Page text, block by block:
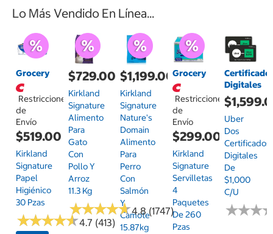
Lo Más Vendido En Línea...
Grocery
Restricciones
de
Envío
$519.00
Kirkland
Signature
Papel
Higiénico
30 Pzas
★★★★★
★★★★★4.7 (413)
$729.00
Kirkland
Signature
Alimento
Para
Gato
Con
Pollo Y
Arroz
11.3 Kg
★★★★★
★★★★★4.8 (1747)
$1,199.00
Kirkland
Signature
Nature's
Domain
Alimento
Para
Perro
Con
Salmón
Y
Camote
15.87kg
Grocery
Restricciones
de
Envío
$299.00
Kirkland
Signature
Servilletas
4
Paquetes
De 260
Pzas
Digitales
Uber
Dos
Certificados
Digitales
De
$1,000
C/u
★★★
★★★